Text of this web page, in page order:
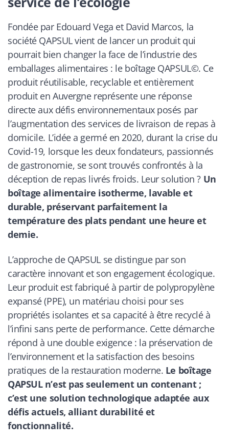
Fondée par Edouard Vega et David Marcos, la
société QAPSUL vient de lancer un produit qui
pourrait bien changer la face de l’industrie des
emballages alimentaires : le boîtage QAPSUL©. Ce
produit réutilisable, recyclable et entièrement
produit en Auvergne représente une réponse
directe aux défis environnementaux posés par
l’augmentation des services de livraison de repas à
domicile. L’idée a germé en 2020, durant la crise du
Covid-19, lorsque les deux fondateurs, passionnés
de gastronomie, se sont trouvés confrontés à la
déception de repas livrés froids. Leur solution ? Un
boîtage alimentaire isotherme, lavable et
durable, préservant parfaitement la
température des plats pendant une heure et
demie.
L’approche de QAPSUL se distingue par son
caractère innovant et son engagement écologique.
Leur produit est fabriqué à partir de polypropylène
expansé (PPE), un matériau choisi pour ses
propriétés isolantes et sa capacité à être recyclé à
l’infini sans perte de performance. Cette démarche
répond à une double exigence : la préservation de
l’environnement et la satisfaction des besoins
pratiques de la restauration moderne. Le boîtage
QAPSUL n’est pas seulement un contenant ;
c’est une solution technologique adaptée aux
défis actuels, alliant durabilité et
fonctionnalité.